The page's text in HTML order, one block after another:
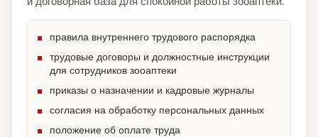
правила внутреннего трудового распорядка
трудовые договоры и должностные инструкции
для сотрудников зооаптеки
приказы о назначении и кадровые журналы
согласия на обработку персональных данных
положение об оплате труда